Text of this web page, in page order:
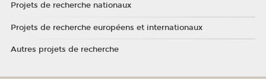
Projets de recherche nationaux
Projets de recherche européens et internationaux
Autres projets de recherche